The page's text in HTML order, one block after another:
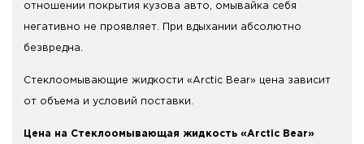
отношении покрытия кузова авто, омывайка себя
негативно не проявляет. При вдыхании абсолютно
безвредна.
Стеклоомывающие жидкости «Arctic Bear» цена зависит
от объема и условий поставки.
Цена на Стеклоомывающая жидкость «Arctic Bear»